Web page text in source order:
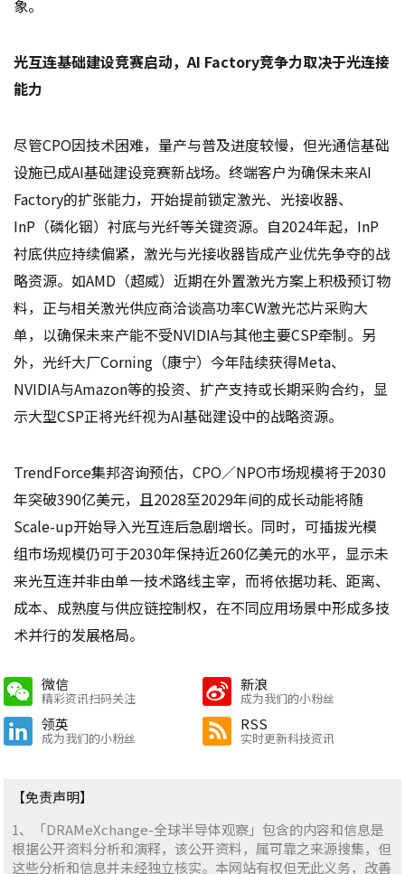
象。
光互连基础建设竞赛启动，AI Factory竞争力取决于光连接
能力
尽管CPO因技术困难，量产与普及进度较慢，但光通信基础
设施已成AI基础建设竞赛新战场。终端客户为确保未来AI
Factory的扩张能力，开始提前锁定激光、光接收器、
InP（磷化铟）衬底与光纤等关键资源。自2024年起，InP
衬底供应持续偏紧，激光与光接收器皆成产业优先争夺的战
略资源。如AMD（超威）近期在外置激光方案上积极预订物
料，正与相关激光供应商洽谈高功率CW激光芯片采购大
单，以确保未来产能不受NVIDIA与其他主要CSP牵制。另
外，光纤大厂Corning（康宁）今年陆续获得Meta、
NVIDIA与Amazon等的投资、扩产支持或长期采购合约，显
示大型CSP正将光纤视为AI基础建设中的战略资源。
TrendForce集邦咨询预估，CPO／NPO市场规模将于2030
年突破390亿美元，且2028至2029年间的成长动能将随
Scale-up开始导入光互连后急剧增长。同时，可插拔光模
组市场规模仍可于2030年保持近260亿美元的水平，显示未
来光互连并非由单一技术路线主宰，而将依据功耗、距离、
成本、成熟度与供应链控制权，在不同应用场景中形成多技
术并行的发展格局。
微信
精彩资讯扫码关注
新浪
成为我们的小粉丝
领英
成为我们的小粉丝
RSS
实时更新科技资讯
【免责声明】
1、「DRAMeXchange-全球半导体观察」包含的内容和信息是
根据公开资料分析和演释，该公开资料，属可靠之来源搜集，但
这些分析和信息并未经独立核实。本网站有权但无此义务，改善